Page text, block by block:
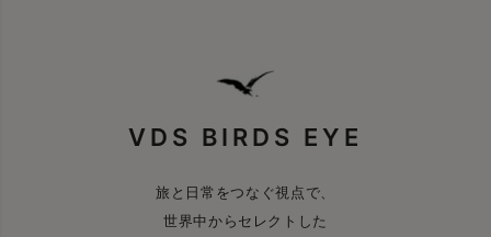
VDS BIRDS EYE
旅と日常をつなぐ視点で、
世界中からセレクトした